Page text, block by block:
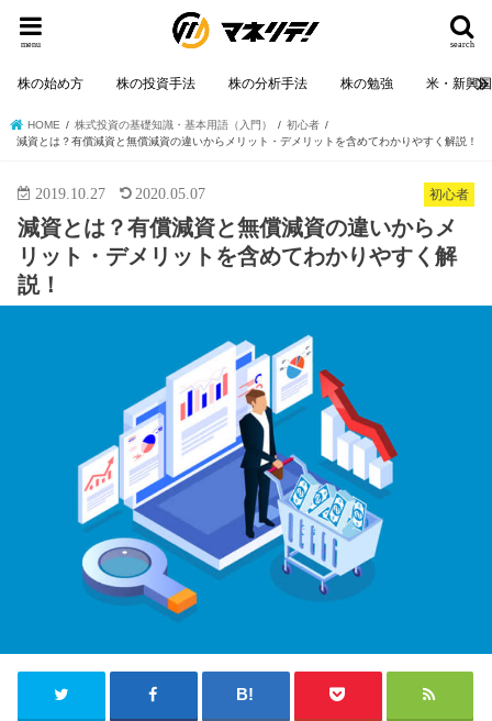
search
menu
株の始め方 株の投資手法 株の分析手法 株の勉強 米・新興
HOME 株式投資の基礎知識・基本用語（入門）
初心者
減資とは？有償減資と無償減資の違いからメリット・デメリットを含めてわかりやすく解説！
初心者
2019.10.27 2020.05.07
減資とは？有償減資と無償減資の違いからメ
リット・デメリットを含めてわかりやすく解
説！